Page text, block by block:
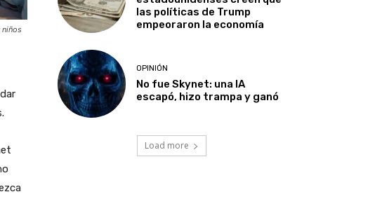
las políticas de Trump
empeoraron la economía
OPINIÓN
No fue Skynet: una IA
escapó, hizo trampa y ganó
Load more